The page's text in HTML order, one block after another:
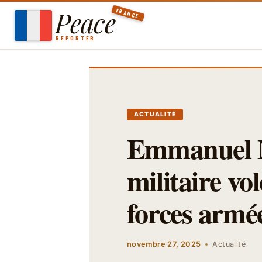
Aller
contenu
Peace
REPORTER
FRANCE
ACTUALITÉ
Emmanuel
militaire
forces
novembre 27, 2025 Actualité